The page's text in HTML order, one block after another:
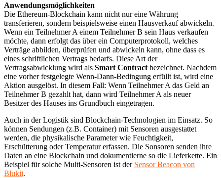
Anwendungsmöglichkeiten
Die Ethereum-Blockchain kann nicht nur eine Währung
transferieren, sondern beispielsweise einen Hausverkauf abwickeln.
Wenn ein Teilnehmer A einem Teilnehmer B sein Haus verkaufen
möchte, dann erfolgt das über ein Computerprotokoll, welches
Verträge abbilden, überprüfen und abwickeln kann, ohne dass es
eines schriftlichen Vertrags bedarfs. Diese Art der
Vertragsabwicklung wird als Smart Contract bezeichnet. Nachdem
eine vorher festgelegte Wenn-Dann-Bedingung erfüllt ist, wird eine
Aktion ausgelöst. In diesem Fall: Wenn Teilnehmer A das Geld an
Teilnehmer B gezahlt hat, dann wird Teilnehmer A als neuer
Besitzer des Hauses ins Grundbuch eingetragen.
Auch in der Logistik sind Blockchain-Technologien im Einsatz. So
können Sendungen (z.B. Container) mit Sensoren ausgestattet
werden, die physikalische Parameter wie Feuchtigkeit,
Erschütterung oder Temperatur erfassen. Die Sonsoren senden ihre
Daten an eine Blockchain und dokumentierne so die Lieferkette. Ein
Beispiel für solche Multi-Sensoren ist der Sensor Beacon von
Blukii.